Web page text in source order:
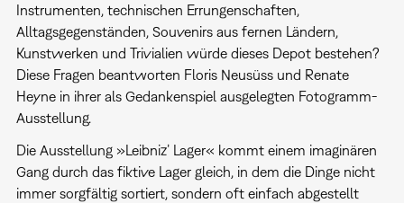
Instrumenten, technischen Errungenschaften,
Alltagsgegenständen, Souvenirs aus fernen Ländern,
Kunstwerken und Trivialien würde dieses Depot bestehen?
Diese Fragen beantworten Floris Neusüss und Renate
Heyne in ihrer als Gedankenspiel ausgelegten Fotogramm-
Ausstellung.
Die Ausstellung »Leibniz’ Lager« kommt einem imaginären
Gang durch das fiktive Lager gleich, in dem die Dinge nicht
immer sorgfältig sortiert, sondern oft einfach abgestellt